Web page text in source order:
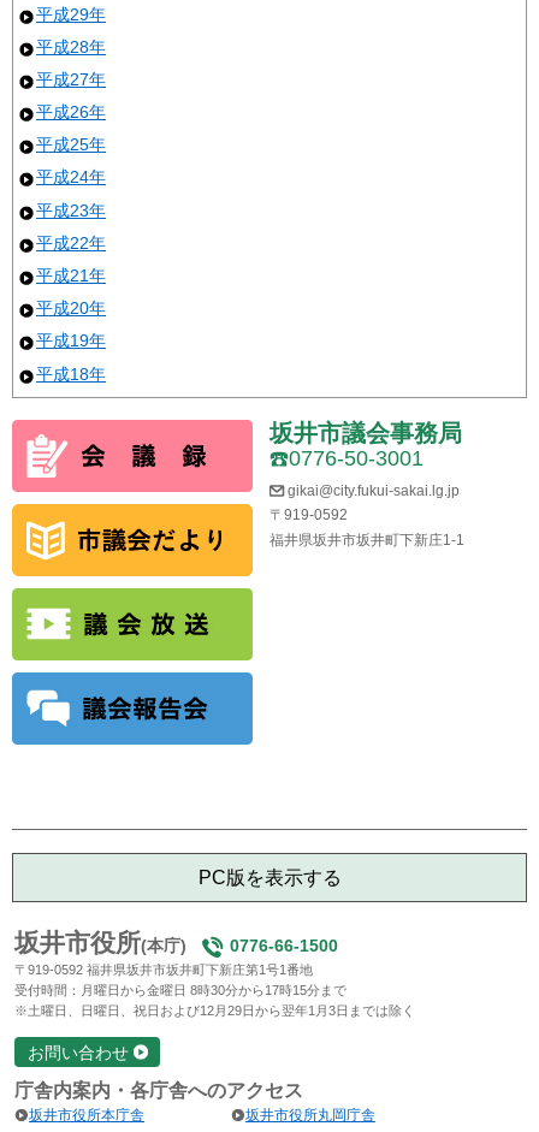
平成29年
平成28年
平成27年
平成26年
平成25年
平成24年
平成23年
平成22年
平成21年
平成20年
平成19年
平成18年
坂井市議会事務局
0776-50-3001
gikai@city.fukui-sakai.lg.jp
〒919-0592
福井県坂井市坂井町下新庄1-1
PC版を表示する
坂井市役所(本庁) 0776-66-1500
〒919-0592 福井県坂井市坂井町下新庄第1号1番地
受付時間：月曜日から金曜日 8時30分から17時15分まで
※土曜日、日曜日、祝日および12月29日から翌年1月3日までは除く
お問い合わせ
庁舎内案内・各庁舎へのアクセス
坂井市役所本庁舎 坂井市役所丸岡庁舎